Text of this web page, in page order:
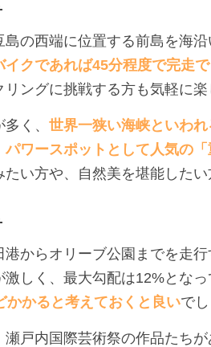
の西端に位置する前島を海
クであれば45分程度で完走で
ングに挑戦する方も気軽に楽
く、 世界一狭い海峡といわ
パワースポットとして人気の
い方や、自然美を堪能したい
からオリーブ公園までを走
しく、最大勾配は12%となっ
かかると考えておくと良いでし
戸内国際芸術祭の作品たち